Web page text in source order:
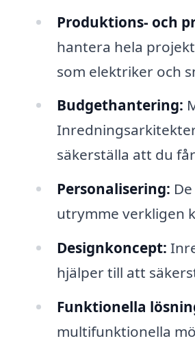
Produktions- och
hantera hela
som elektriker och
Budgethantering:
säkerställa att du
Personalisering:
utrymme verkligen
Designkoncept:
hjälper till att
Funktionella
multifunktionella